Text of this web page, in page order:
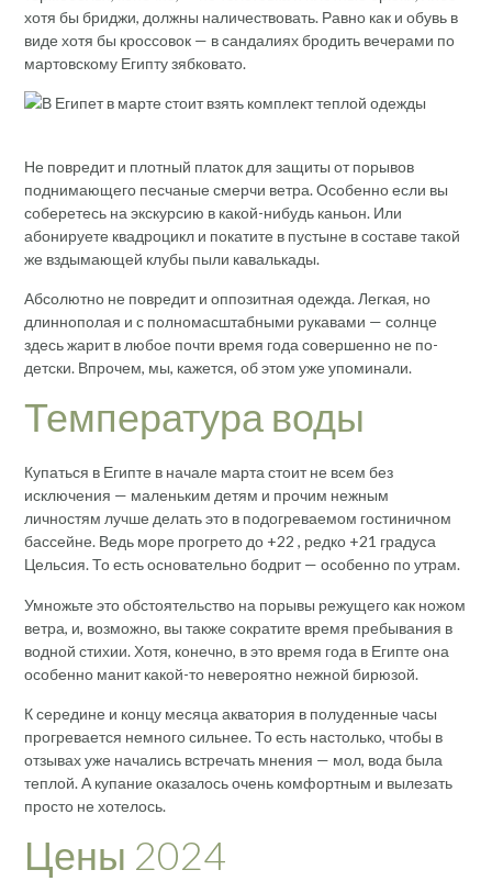
хотя бы бриджи, должны наличествовать. Равно как и обувь в
виде хотя бы кроссовок — в сандалиях бродить вечерами по
мартовскому Египту зябковато.
Не повредит и плотный платок для защиты от порывов
поднимающего песчаные смерчи ветра. Особенно если вы
соберетесь на экскурсию в какой-нибудь каньон. Или
абонируете квадроцикл и покатите в пустыне в составе такой
же вздымающей клубы пыли кавалькады.
Абсолютно не повредит и оппозитная одежда. Легкая, но
длиннополая и с полномасштабными рукавами — солнце
здесь жарит в любое почти время года совершенно не по-
детски. Впрочем, мы, кажется, об этом уже упоминали.
Температура воды
Купаться в Египте в начале марта стоит не всем без
исключения — маленьким детям и прочим нежным
личностям лучше делать это в подогреваемом гостиничном
бассейне. Ведь море прогрето до +22 , редко +21 градуса
Цельсия. То есть основательно бодрит — особенно по утрам.
Умножьте это обстоятельство на порывы режущего как ножом
ветра, и, возможно, вы также сократите время пребывания в
водной стихии. Хотя, конечно, в это время года в Египте она
особенно манит какой-то невероятно нежной бирюзой.
К середине и концу месяца акватория в полуденные часы
прогревается немного сильнее. То есть настолько, чтобы в
отзывах уже начались встречать мнения — мол, вода была
теплой. А купание оказалось очень комфортным и вылезать
просто не хотелось.
Цены 2024